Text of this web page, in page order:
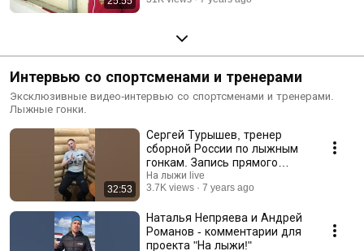
Интервью со спортсменами и тренерами
Эксклюзивные видео-интервью со спортсменами и тренерами.
Лыжные гонки.
32:53
Сергей Турышев, тренер
сборной России по лыжным
гонкам. Запись прямого
эфира
На лыжи live
3.7K views
7 years ago
Наталья Непряева и Андрей
Романов - комментарии для
проекта "На лыжи!"